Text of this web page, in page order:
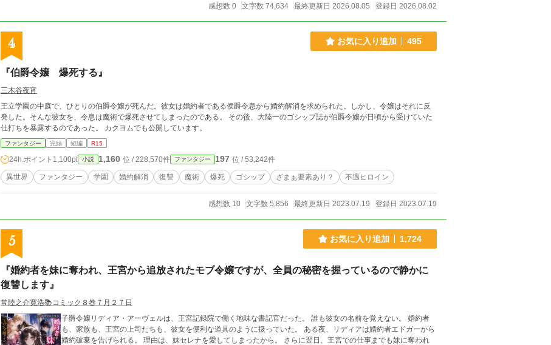
感想数 0 文字数 74,634 最終更新日 2026.08.05 登録日 2026.08.02
4 お気に入り追加 495
『伯爵令嬢 爆死する』
三木谷夜宵
王立学園の中庭で、ひとりの伯爵令嬢が死んだ。彼女は婚約者である侯爵令息から婚約解消を求められた。しかし、令嬢はそれに反
発した。そんな彼女を、令息は魔術で爆死させてしまったのである。 その後、大陸一のゴシップ誌が伯爵令嬢が日頃から受けていた
仕打ちを暴露するのであった。 カクヨムでも公開しています。
ファンタジー 完結 短編 R15
24h.ポイント 1,100pt 小説 1,160 位 / 228,570件 ファンタジー 197 位 / 53,242件
異世界 ファンタジー 学園 婚約解消 復讐 魔術 爆死 ゴシップ ざまぁ要素あり？ 不遇ヒロイン
感想数 10 文字数 5,856 最終更新日 2023.07.19 登録日 2023.07.19
5 お気に入り追加 1,724
『婚約者を妹に奪われ、王宮から追放されたモブ令嬢ですが、全員の秘密を握っているので静かに
復讐します』
常陸之介寛浩📚️コミック８巻７月２７日
子爵令嬢リディア・アーヴェルは、王宮記録院で働く地味な書記官だった。 誰も彼女の名前を覚えない。 婚約者
も、家族も、王宮の上司たちも、彼女を便利な道具のように扱っていた。 ある夜、リディアは婚約者エドガーから
婚約破棄を告げられる。 理由は、妹セレナを愛してしまったから。 さらに翌日、王宮での仕事までも妹に奪われ